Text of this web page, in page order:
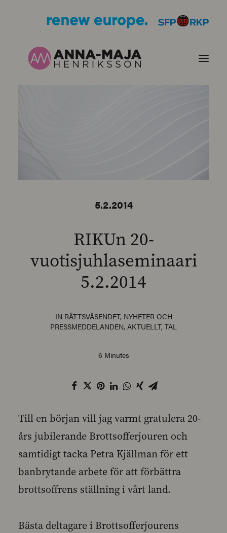
SEARCH
5.2.2014
RIKUn 20-
vuotisjuhlaseminaari
5.2.2014
IN RÄTTSVÄSENDET, NYHETER OCH
PRESSMEDDELANDEN, AKTUELLT, TAL
6 Minutes
Till en början vill jag varmt gratulera 20-
års jubilerande Brottsofferjouren och
samtidigt tacka Petra Kjällman för ett
banbrytande arbete för att förbättra
brottsoffrens ställning i vårt land.
Bästa deltagare i Brottsofferjourens